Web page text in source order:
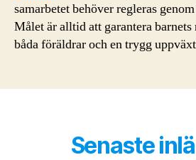
samarbetet behöver regleras
Målet är alltid att garantera barnets
båda föräldrar och en trygg
Senaste